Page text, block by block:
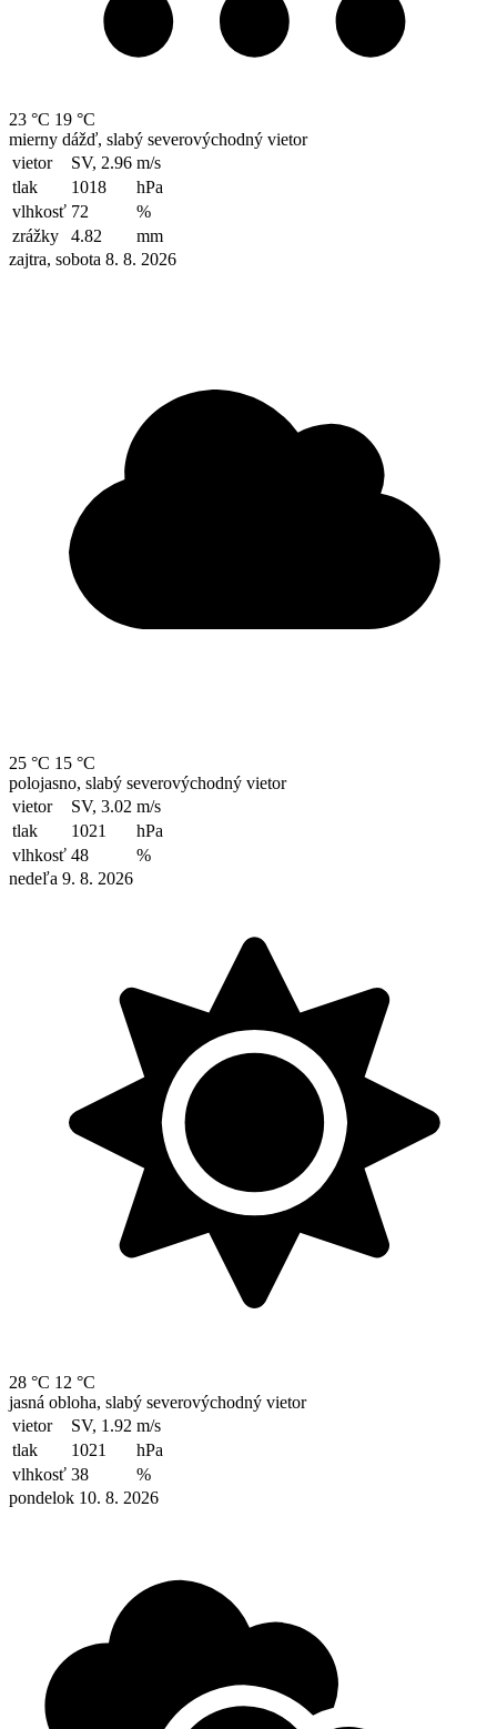
23 °C 19 °C
mierny dážď, slabý severovýchodný vietor
vietor
SV, 2.96 m/s
tlak
1018
hPa
vlhkosť 72
%
zrážky
4.82
mm
zajtra, sobota 8. 8. 2026
25 °C 15 °C
polojasno, slabý severovýchodný vietor
vietor
SV, 3.02 m/s
tlak
1021
hPa
vlhkosť 48
%
nedeľa 9. 8. 2026
28 °C 12 °C
jasná obloha, slabý severovýchodný vietor
vietor
SV, 1.92 m/s
tlak
1021
hPa
vlhkosť 38
%
pondelok 10. 8. 2026